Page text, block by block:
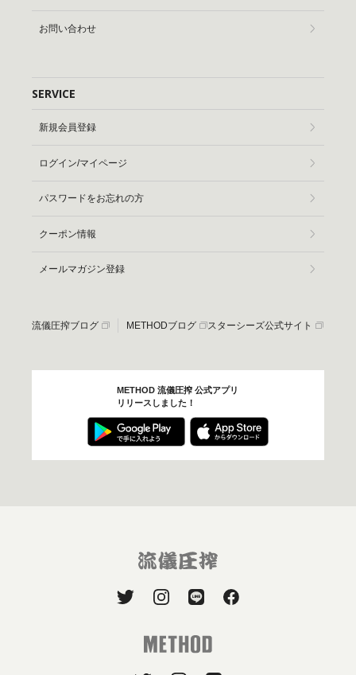
お問い合わせ
SERVICE
新規会員登録
ログイン/マイページ
パスワードをお忘れの方
クーポン情報
メールマガジン登録
流儀圧搾ブログ METHODブログ スターシーズ公式サイト
METHOD 流儀圧搾 公式アプリ
リリースしました！